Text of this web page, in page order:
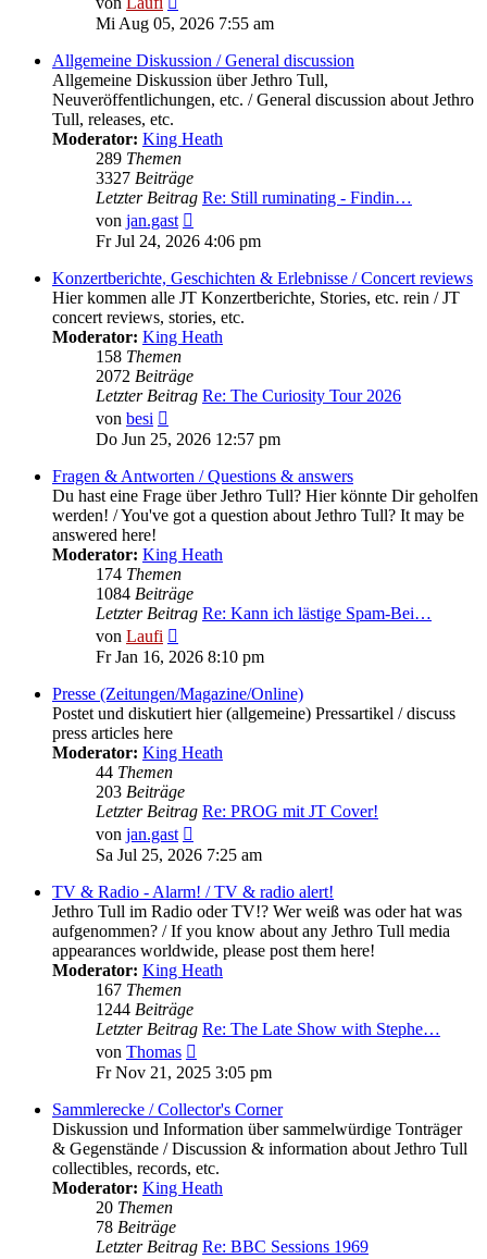
Beitrag
Mi Aug 05, 2026 7:55 am
Allgemeine Diskussion / General discussion
Allgemeine Diskussion über Jethro Tull,
Neuveröffentlichungen, etc. / General discussion about Jethro
Tull, releases, etc.
Moderator: King Heath
289 Themen
3327 Beiträge
Letzter Beitrag Re: Still ruminating - Findin…
von jan.gast
Beitrag
Fr Jul 24, 2026 4:06 pm
Konzertberichte, Geschichten & Erlebnisse / Concert reviews
Hier kommen alle JT Konzertberichte, Stories, etc. rein / JT
concert reviews, stories, etc.
Moderator: King Heath
158 Themen
2072 Beiträge
Letzter Beitrag Re: The Curiosity Tour 2026
von besi
Beitrag
Do Jun 25, 2026 12:57 pm
Fragen & Antworten / Questions & answers
Du hast eine Frage über Jethro Tull? Hier könnte Dir geholfen
werden! / You've got a question about Jethro Tull? It may be
answered here!
Moderator: King Heath
174 Themen
1084 Beiträge
Letzter Beitrag Re: Kann ich lästige Spam-Bei…
von Laufi
Beitrag
Fr Jan 16, 2026 8:10 pm
Presse (Zeitungen/Magazine/Online)
Postet und diskutiert hier (allgemeine) Pressartikel / discuss
press articles here
Moderator: King Heath
44 Themen
203 Beiträge
Letzter Beitrag Re: PROG mit JT Cover!
von jan.gast
Beitrag
Sa Jul 25, 2026 7:25 am
TV & Radio - Alarm! / TV & radio alert!
Jethro Tull im Radio oder TV!? Wer weiß was oder hat was
aufgenommen? / If you know about any Jethro Tull media
appearances worldwide, please post them here!
Moderator: King Heath
167 Themen
1244 Beiträge
Letzter Beitrag Re: The Late Show with Stephe…
von Thomas
Beitrag
Fr Nov 21, 2025 3:05 pm
Sammlerecke / Collector's Corner
Diskussion und Information über sammelwürdige Tonträger
& Gegenstände / Discussion & information about Jethro Tull
collectibles, records, etc.
Moderator: King Heath
20 Themen
78 Beiträge
Letzter Beitrag Re: BBC Sessions 1969